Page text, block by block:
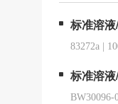
标准溶液/
83272a
标准溶
BW30096-